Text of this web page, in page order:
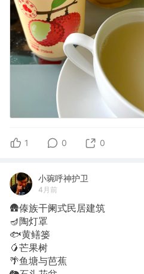
1 0 0
小琬呼神护卫
4月前
🛖傣族干阑式民居建筑
🪔陶灯罩
🐟黄鳝篓
🥭芒果树
🌴鱼塘与芭蕉